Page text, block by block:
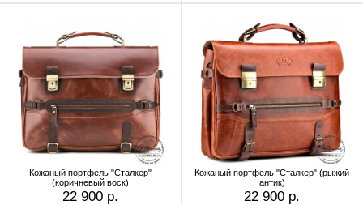
Кожаный портфель "Сталкер"
(коричневый воск)
22 900 р.
Кожаный портфель "Сталкер" (рыжий
антик)
22 900 р.